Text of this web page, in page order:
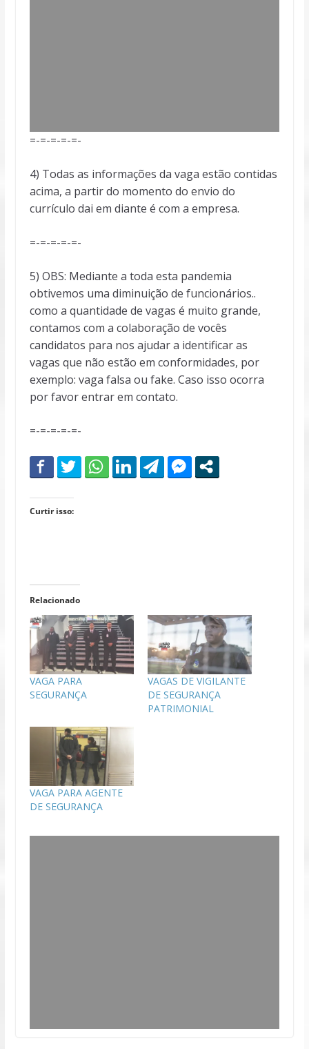
=-=-=-=-=-
4) Todas as informações da vaga estão contidas
acima, a partir do momento do envio do
currículo dai em diante é com a empresa.
=-=-=-=-=-
5) OBS: Mediante a toda esta pandemia
obtivemos uma diminuição de funcionários..
como a quantidade de vagas é muito grande,
contamos com a colaboração de vocês
candidatos para nos ajudar a identificar as
vagas que não estão em conformidades, por
exemplo: vaga falsa ou fake. Caso isso ocorra
por favor entrar em contato.
=-=-=-=-=-
Curtir isso:
Relacionado
VAGA PARA
SEGURANÇA
VAGAS DE VIGILANTE
DE SEGURANÇA
PATRIMONIAL
VAGA PARA AGENTE
DE SEGURANÇA